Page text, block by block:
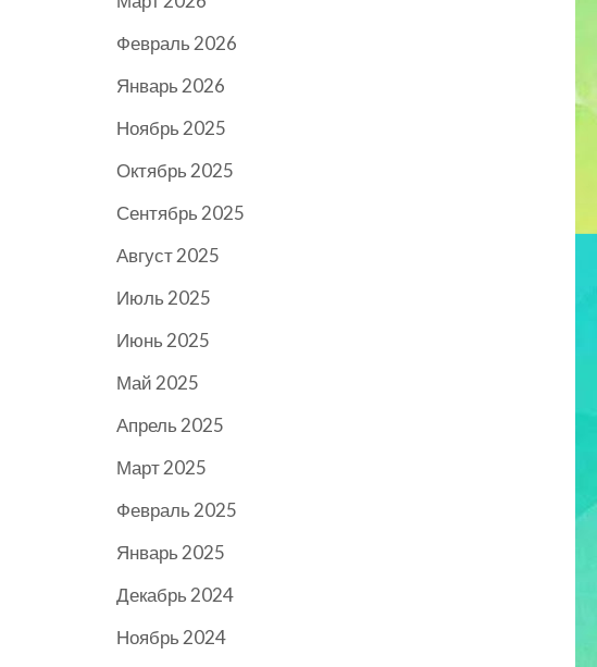
Февраль 2026
Январь 2026
Ноябрь 2025
Октябрь 2025
Сентябрь 2025
Август 2025
Июль 2025
Июнь 2025
Май 2025
Апрель 2025
Март 2025
Февраль 2025
Январь 2025
Декабрь 2024
Ноябрь 2024